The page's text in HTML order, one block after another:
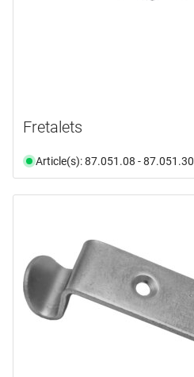
Fretalets
Article(s): 87.051.08 - 87.051.30